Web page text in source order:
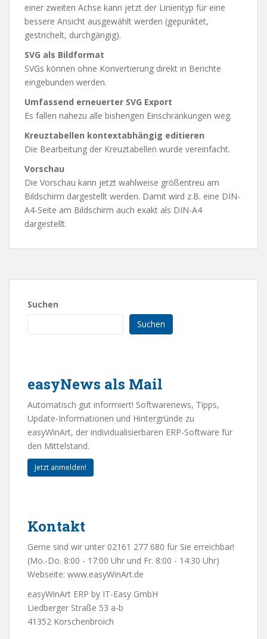
einer zweiten Achse kann jetzt der Linientyp für eine
bessere Ansicht ausgewählt werden (gepunktet,
gestrichelt, durchgängig).
SVG als Bildformat
SVGs können ohne Konvertierung direkt in Berichte
eingebunden werden.
Umfassend erneuerter SVG Export
Es fallen nahezu alle bisherigen Einschränkungen weg.
Kreuztabellen kontextabhängig editieren
Die Bearbeitung der Kreuztabellen wurde vereinfacht.
Vorschau
Die Vorschau kann jetzt wahlweise größentreu am
Bildschirm dargestellt werden. Damit wird z.B. eine DIN-
A4-Seite am Bildschirm auch exakt als DIN-A4
dargestellt.
Suchen
Suchen
easyNews als Mail
Automatisch gut informiert! Softwarenews, Tipps,
Update-Informationen und Hintergründe zu
easyWinArt, der individualisierbaren ERP-Software für
den Mittelstand.
Jetzt anmelden!
Kontakt
Gerne sind wir unter 02161 277 680 für Sie erreichbar!
(Mo.-Do. 8:00 - 17:00 Uhr und Fr. 8:00 - 14:30 Uhr)
Webseite: www.easyWinArt.de
easyWinArt ERP by IT-Easy GmbH
Liedberger Straße 53 a-b
41352 Korschenbroich